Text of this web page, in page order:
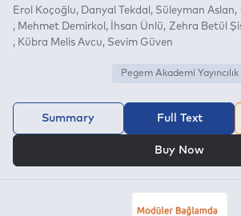
Erol Koçoğlu Danyal Tekdal Süleyman Aslan
Mehmet Demirkol
İhsan Ünlü
Zehra Betül
Kübra Melis Avcu
Sevim Güven
Pegem Akademi Yayıncılık
Summary Full Text
Buy Now